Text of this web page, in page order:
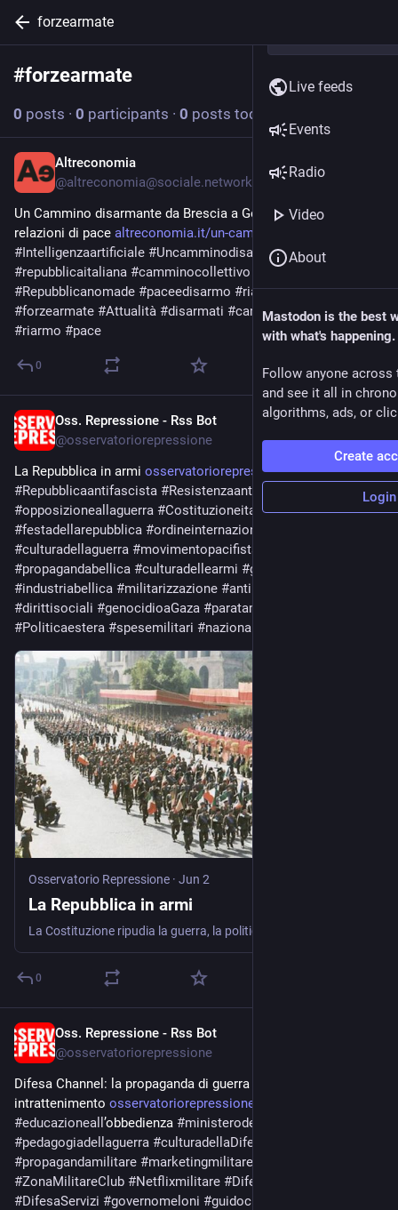
forzearmate
#forzearmate Follow hashtag
0 posts · 0 participants · 0 posts today
Altreconomia
@altreconomia@sociale.network
Un Cammino disarmante da Brescia a Genova: per costruire
relazioni di pace altreconomia.it/un-cammino-dis
#Intelligenzaartificiale #Uncamminodisarmante
#repubblicaitaliana #camminocollettivo
economiadiguerra
#Repubblicanomade #paceedisarmo #riarmoeuropa
#forzearmate #Attualità #disarmati #cammini #disarmo
#riarmo #pace
0
Jun 2
Oss. Repressione - Rss Bot
@osservatoriorepressione
La Repubblica in armi osservatoriorepressione.info/l
#Repubblicaantifascista #Resistenzaantifascista
#opposizioneallaguerra #Costituzioneitaliana
#festadellarepubblica #ordineinternazionale
#culturadellaguerra #movimentopacifista
#propagandabellica #culturadellearmi #guerrapermanente
#industriabellica #militarizzazione #antimilitarismo
#dirittisociali #genocidioaGaza #paratamilitare
#Politicaestera #spesemilitari #nazionalismo
Osservatorio Repressione · Jun 2
La Repubblica in armi
0
Oss. Repressione - Rss Bot
@osservatoriorepressione
Difesa Channel: la propaganda di guerra diventa
intrattenimento osservatoriorepressione.info/d
#educazioneall ’obbedienza #ministerodellaDifesa
#pedagogiadellaguerra #culturadellaDifesa
#propagandamilitare #marketingmilitare
#ZonaMilitareClub #Netflixmilitare #DifesaChannel
#DifesaServizi #governomeloni #guidocrosetto
Live feeds
Events
Radio
Video
About
Mastodon is the best
with what's happening.
Follow anyone across
and see it all in
algorithms, ads, or
Create
Login